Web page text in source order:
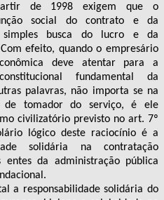
de 1998 exigem que o
social do contrato e da
busca do lucro e da
efeito, quando o empresário
deve atentar para a
fundamental da
palavras, não importa se na
de tomador do serviço, é ele
civilizatório previsto no art. 7º
lógico deste raciocínio é a
solidária na contratação
da administração pública
a responsabilidade solidária do